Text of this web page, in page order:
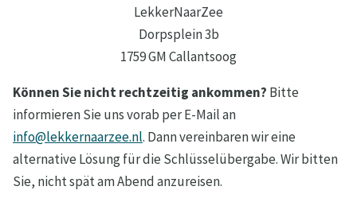
LekkerNaarZee
Dorpsplein 3b
1759 GM Callantsoog
Können Sie nicht rechtzeitig ankommen? Bitte
informieren Sie uns vorab per E-Mail an
info@lekkernaarzee.nl. Dann vereinbaren wir eine
alternative Lösung für die Schlüsselübergabe. Wir bitten
Sie, nicht spät am Abend anzureisen.